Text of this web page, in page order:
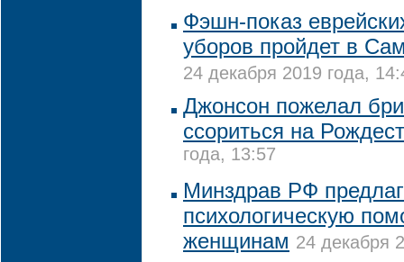
Фэшн-показ
уборов пройдет в
24 декабря 2019 года,
Джонсон пожелал
ссориться на
года, 13:57
Минздрав РФ
психологическую
женщинам 24 декабря